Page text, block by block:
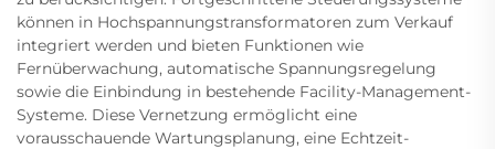
können in Hochspannungstransformatoren zum Verkauf
integriert werden und bieten Funktionen wie
Fernüberwachung, automatische Spannungsregelung
sowie die Einbindung in bestehende Facility-Management-
Systeme. Diese Vernetzung ermöglicht eine
vorausschauende Wartungsplanung, eine Echtzeit-